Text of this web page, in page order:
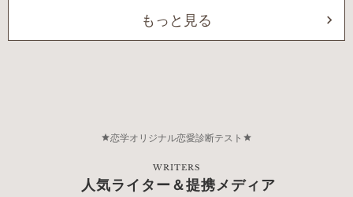
もっと見る
恋学オリジナル恋愛診断テスト
WRITERS
人気ライター＆提携メディア